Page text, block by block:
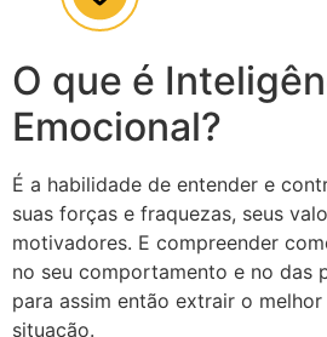
O que é
Emocional?
É a habilidade de entender e
suas forças e fraquezas, seus
motivadores. E compreender
no seu comportamento e no das
para assim então extrair o
situação.